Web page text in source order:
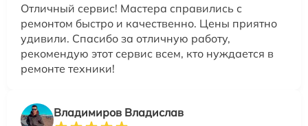
Отличный сервис! Мастера справились с
ремонтом быстро и качественно. Цены приятно
удивили. Спасибо за отличную работу,
рекомендую этот сервис всем, кто нуждается в
ремонте техники!
Владимиров Владислав